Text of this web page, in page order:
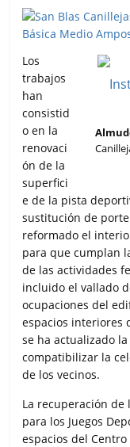
Los
trabajos
han
consistid
o en la
renovaci
ón de la
superfici
e de la pista
sustitución de
reformado el
para que cumplan
de las actividades
incluido el vallado
ocupaciones del
espacios interiores
se ha actualizado
compatibilizar la
de los vecinos.
La recuperación de
para los Juegos
espacios del